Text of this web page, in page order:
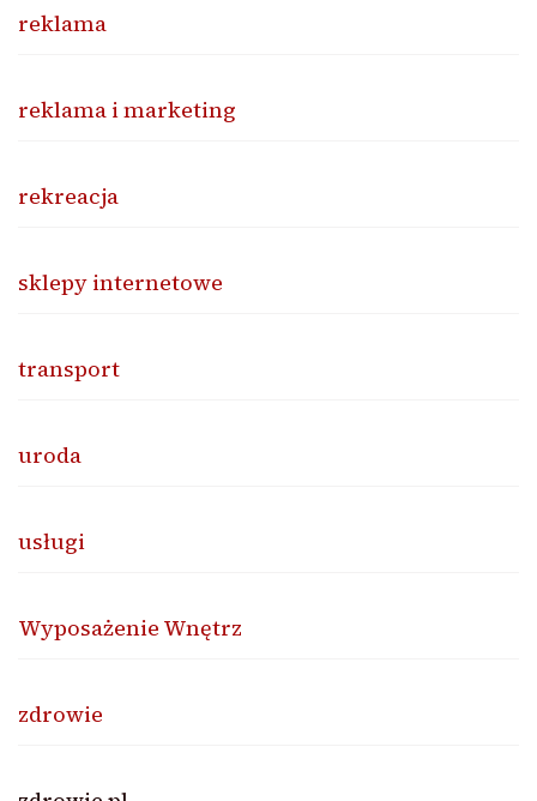
reklama
reklama i marketing
rekreacja
sklepy internetowe
transport
uroda
usługi
Wyposażenie Wnętrz
zdrowie